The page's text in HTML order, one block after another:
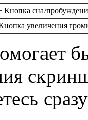
сна/
увеличения